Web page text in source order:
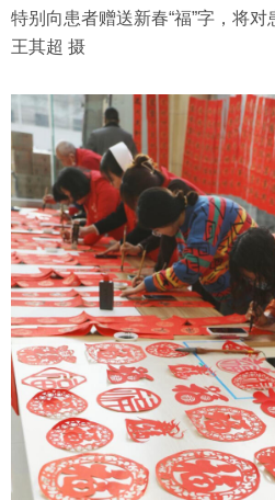
特别向患者赠送新春“福”字，将对
王其超 摄